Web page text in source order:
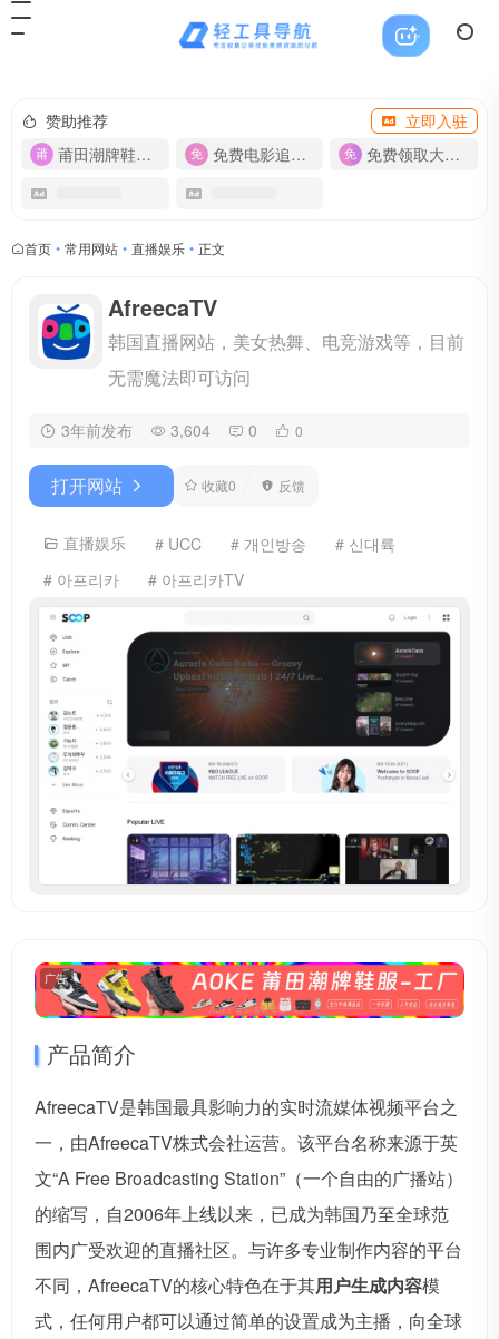
赞助推荐
立即入驻
莆田潮牌鞋服-货源
免费电影追剧APP 免费领取大流量卡【500G】
首页 • 常用网站 • 直播娱乐 • 正文
AfreecaTV
韩国直播网站，美女热舞、电竞游戏等，目前
无需魔法即可访问
3年前发布 3,604 0 0
打开网站 收藏0 反馈
直播娱乐 # UCC # 개인방송
# 신대륙
# 아프리카
# 아프리카TV
广告
产品简介
AfreecaTV是韩国最具影响力的实时流媒体视频平台之
一，由AfreecaTV株式会社运营。该平台名称来源于英
文“A Free Broadcasting Station”（一个自由的广播站）
的缩写，自2006年上线以来，已成为韩国乃至全球范
围内广受欢迎的直播社区。与许多专业制作内容的平台
不同，AfreecaTV的核心特色在于其用户生成内容模
式，任何用户都可以通过简单的设置成为主播，向全球